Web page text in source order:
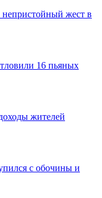
непристойный жест в
16 пьяных
жителей
с обочины и